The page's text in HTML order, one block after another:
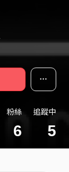
粉絲
6
追蹤中
5